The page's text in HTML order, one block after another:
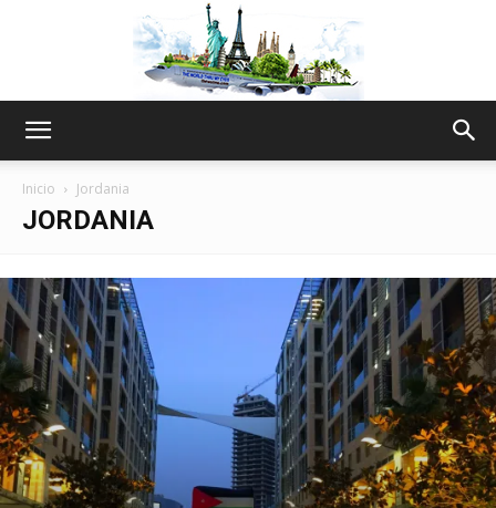
My
Inicio Jordania
JORDANIA